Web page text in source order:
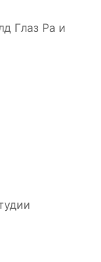
Глаз Ра и